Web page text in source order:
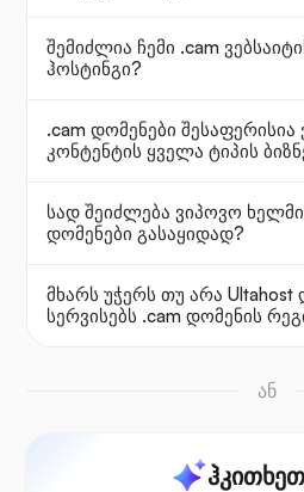
შემიძლია ჩემი .cam
ჰოსტინგი?
.cam დომენები
კონტენტის ყველა ტიპის
სად შეიძლება ვიპოვო
დომენები გასაყიდად?
მხარს უჭერს თუ არა Ultahost
სერვისებს .cam დომენის
ან